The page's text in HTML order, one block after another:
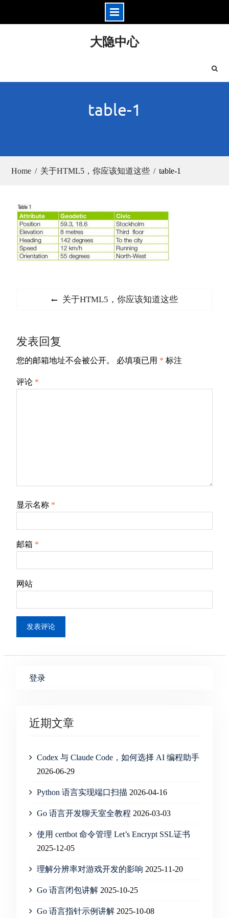
大隐中心
table-1
Home 关于HTML5，你应该知道这些 table-1
航
Previous
关于HTML5，你应该知道这些
发表回复
您的邮箱地址不会被公开。 必填项已用 * 标注
评论 *
显示名称 *
邮箱 *
网站
登录
近期文章
Codex 与 Claude Code，如何选择 AI 编程助手
2026-06-29
Python 语言实现端口扫描 2026-04-16
Go 语言开发聊天室全教程 2026-03-03
使用 certbot 命令管理 Let’s Encrypt SSL证书
2025-12-05
理解分辨率对游戏开发的影响 2025-11-20
Go 语言闭包讲解 2025-10-25
Go 语言指针示例讲解 2025-10-08